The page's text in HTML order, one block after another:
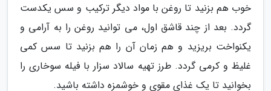
خوب هم بزنید تا روغن با مواد دیگر ترکیب و سس یکدست
گردد. بعد از چند قاشق اول، می توانید روغن را به آرامی و
یکنواخت بریزید و هم زمان آن را هم بزنید تا سس کمی
غلیظ و کرمی گردد. طرز تهیه سالاد سزار با فیله سوخاری را
بخوانید تا یک غذای مقوی و خوشمزه داشته باشید.